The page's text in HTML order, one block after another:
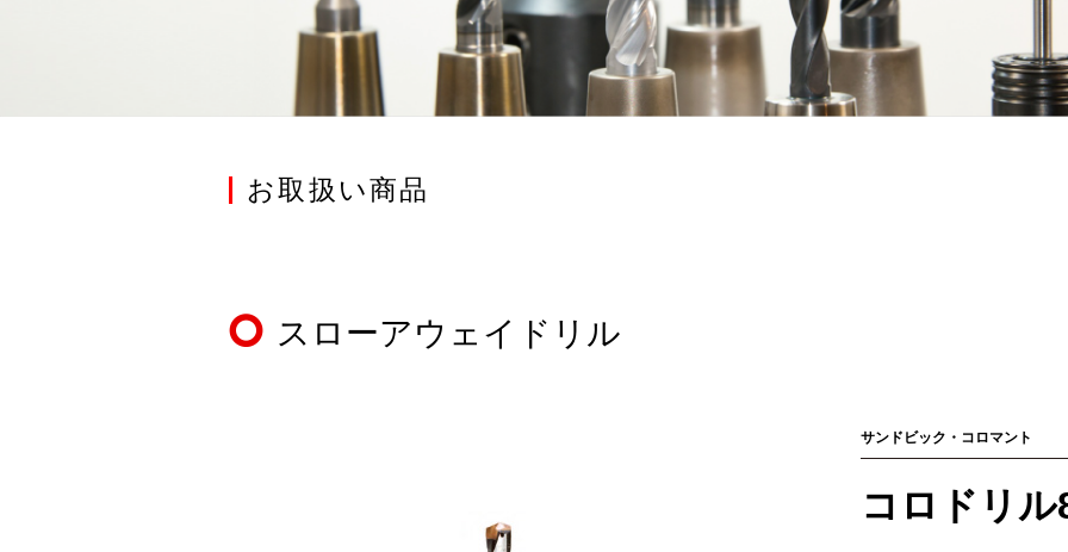
お取扱い商品
スローアウェイドリル
サンドビック・コロマント
コロドリル